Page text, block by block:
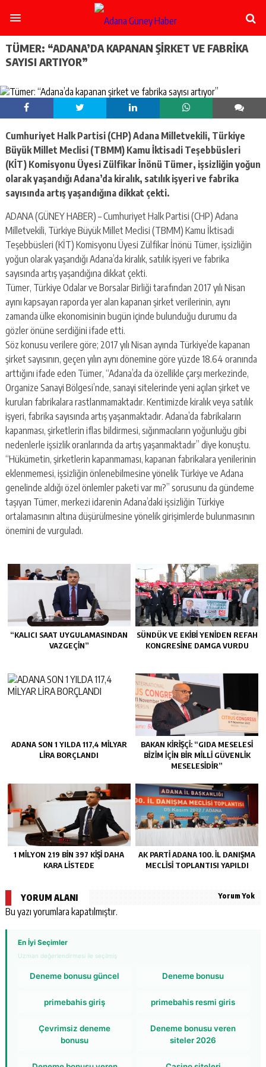
escort
ataşehir
escort
escort
-
ümraniye
escort
mecidiyeköy
escort
taksim
escort
beşiktaş
escort
kartal
escort
maltepe
escort
TÜMER: “ADANA’DA KAPANAN ŞIRKET VE FABRIKA
SAYISI ARTIYOR”
Cumhuriyet Halk Partisi (CHP) Adana Milletvekili, Türkiye
Büyük Millet Meclisi (TBMM) Kamu İktisadi Teşebbüsleri
(KİT) Komisyonu Üyesi Zülfikar İnönü Tümer, işsizliğin yoğun
olarak yaşandığı Adana’da kiralık, satılık işyeri ve fabrika
sayısında artış yaşandığına dikkat çekti.
ADANA (GÜNEY HABER) – Cumhuriyet Halk Partisi (CHP) Adana
Milletvekili, Türkiye Büyük Millet Meclisi (TBMM) Kamu İktisadi
Teşebbüsleri (KİT) Komisyonu Üyesi Zülfikar İnönü Tümer, işsizliğin
yoğun olarak yaşandığı Adana’da kiralık, satılık işyeri ve fabrika
sayısında artış yaşandığına dikkat çekti.
Tümer, Türkiye Odalar ve Borsalar Birliği tarafından 2017 yılı Nisan
ayını kapsayan raporda yer alan kapanan şirket verilerinin, aynı
zamanda ülke ekonomisinin bugün içinde bulunduğu durumu da
gözler önüne serdiğini ifade etti.
Söz konusu verilere göre; 2017 yılı Nisan ayında Türkiye’de kapanan
şirket sayısının, geçen yılın aynı dönemine göre yüzde 18.64 oranında
arttığını ifade eden Tümer, “Adana’da da özellikle çarşı merkezinde,
Organize Sanayi Bölgesi’nde, sanayi sitelerinde yeni açılan şirket ve
kurulan fabrikalara rastlanmamaktadır. Kentimizde kiralık veya satılık
işyeri, fabrika sayısında artış yaşanmaktadır. Adana’da fabrikaların
kapanması, şirketlerin iflas bildirmesi, sığınmacıların yoğunluğu gibi
nedenlerle işsizlik oranlarında da artış yaşanmaktadır” diye konuştu.
“Hükümetin, şirketlerin kapanmaması, kapanan fabrikalara yenilerinin
eklenmemesi, işsizliğin önlenebilmesine yönelik Türkiye ve Adana
genelinde aldığı özel önlemler paketi var mı?” sorusunu da gündeme
taşıyan Tümer, merkezi idarenin Adana’daki işsizliğin Türkiye
ortalamasının altına düşürülmesine yönelik girişimlerde bulunmasının
önemini de vurguladı.
“KALICI SAAT UYGULAMASINDAN
VAZGEÇİN”
SÜNDÜK VE EKİBİ YENİDEN REFAH
KONGRESİNE DAMGA VURDU
ADANA SON 1 YILDA 117,4 MİLYAR
LİRA BORÇLANDI
BAKAN KİRİŞÇİ: “GIDA MESELESİ
BİZİM İÇİN BİR MİLLİ GÜVENLİK
MESELESİDİR”
1 MİLYON 219 BİN 397 KİŞİ DAHA
KARA LİSTEDE
AK PARTİ ADANA 100. İL DANIŞMA
MECLİSİ TOPLANTISI YAPILDI
YORUM ALANI Yorum Yok
Bu yazı yorumlara kapatılmıştır.
En İyi Seçimler
Uzman değerlendirmesi ile seçilmiş
Deneme bonusu güncel Deneme bonusu
primebahis giriş primebahis resmi giris
Çevrimsiz deneme
bonusu
Deneme bonusu veren
siteler 2026